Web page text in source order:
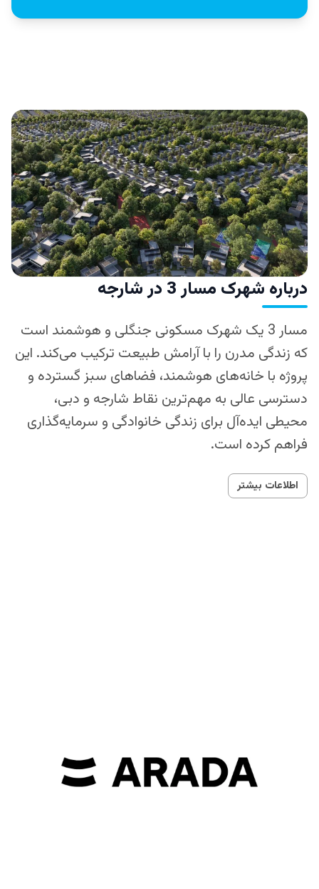
درباره شهرک مسار 3 در شارجه
مسار 3 یک شهرک مسکونی جنگلی و هوشمند است
که زندگی مدرن را با آرامش طبیعت ترکیب می‌کند. این
پروژه با خانه‌های هوشمند، فضاهای سبز گسترده و
دسترسی عالی به مهم‌ترین نقاط شارجه و دبی،
محیطی ایده‌آل برای زندگی خانوادگی و سرمایه‌گذاری
فراهم کرده است.
اطلاعات بیشتر